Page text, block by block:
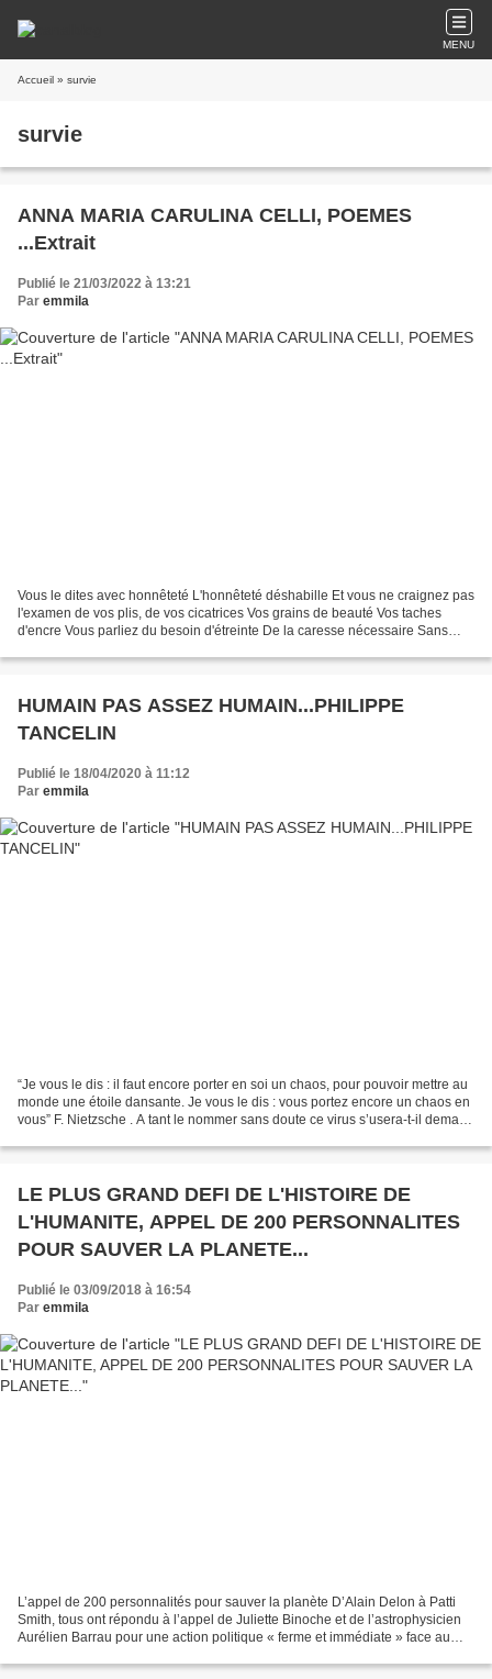
MENU
Accueil » survie
survie
ANNA MARIA CARULINA CELLI, POEMES
...Extrait
Publié le 21/03/2022 à 13:21
Par emmila
Vous le dites avec honnêteté L'honnêteté déshabille Et vous ne craignez pas
l'examen de vos plis, de vos cicatrices Vos grains de beauté Vos taches
d'encre Vous parliez du besoin d'étreinte De la caresse nécessaire Sans
HUMAIN PAS ASSEZ HUMAIN...PHILIPPE
TANCELIN
Publié le 18/04/2020 à 11:12
Par emmila
“Je vous le dis : il faut encore porter en soi un chaos, pour pouvoir mettre au
monde une étoile dansante. Je vous le dis : vous portez encore un chaos en
vous” F. Nietzsche . A tant le nommer sans doute ce virus s’usera-t-il demain
LE PLUS GRAND DEFI DE L'HISTOIRE DE
L'HUMANITE, APPEL DE 200 PERSONNALITES
POUR SAUVER LA PLANETE...
Publié le 03/09/2018 à 16:54
Par emmila
L’appel de 200 personnalités pour sauver la planète D’Alain Delon à Patti
Smith, tous ont répondu à l’appel de Juliette Binoche et de l’astrophysicien
Aurélien Barrau pour une action politique « ferme et immédiate » face au